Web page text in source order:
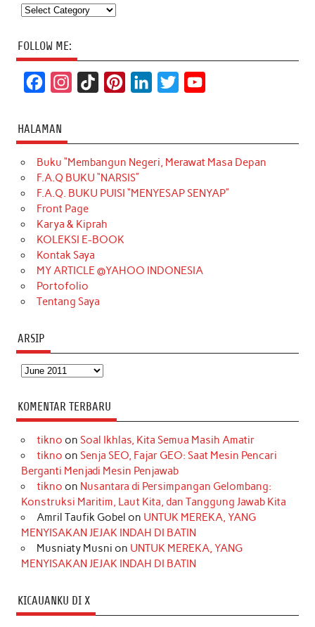
Categories
FOLLOW ME:
c
e
b
o
o
k
t
a
g
r
a
m
T
o
k
t
e
r
k
e
d
t
t
e
T
u
b
HALAMAN
Buku “Membangun Negeri, Merawat Masa Depan
F.A.Q BUKU “NARSIS”
F.A.Q. BUKU PUISI “MENYESAP SENYAP”
Front Page
Karya & Kiprah
KOLEKSI E-BOOK
Kontak Saya
MY ARTICLE @YAHOO INDONESIA
Portofolio
Tentang Saya
ARSIP
Arsip
KOMENTAR TERBARU
tikno on Soal Ikhlas, Kita Semua Masih Amatir
tikno on Senja SEO, Fajar GEO: Saat Mesin Pencari
Berganti Menjadi Mesin Penjawab
tikno on Nusantara di Persimpangan Gelombang:
Konstruksi Maritim, Laut Kita, dan Tanggung Jawab Kita
Amril Taufik Gobel on UNTUK MEREKA, YANG
MENYISAKAN JEJAK INDAH DI BATIN
Musniaty Musni on UNTUK MEREKA, YANG
MENYISAKAN JEJAK INDAH DI BATIN
KICAUANKU DI X